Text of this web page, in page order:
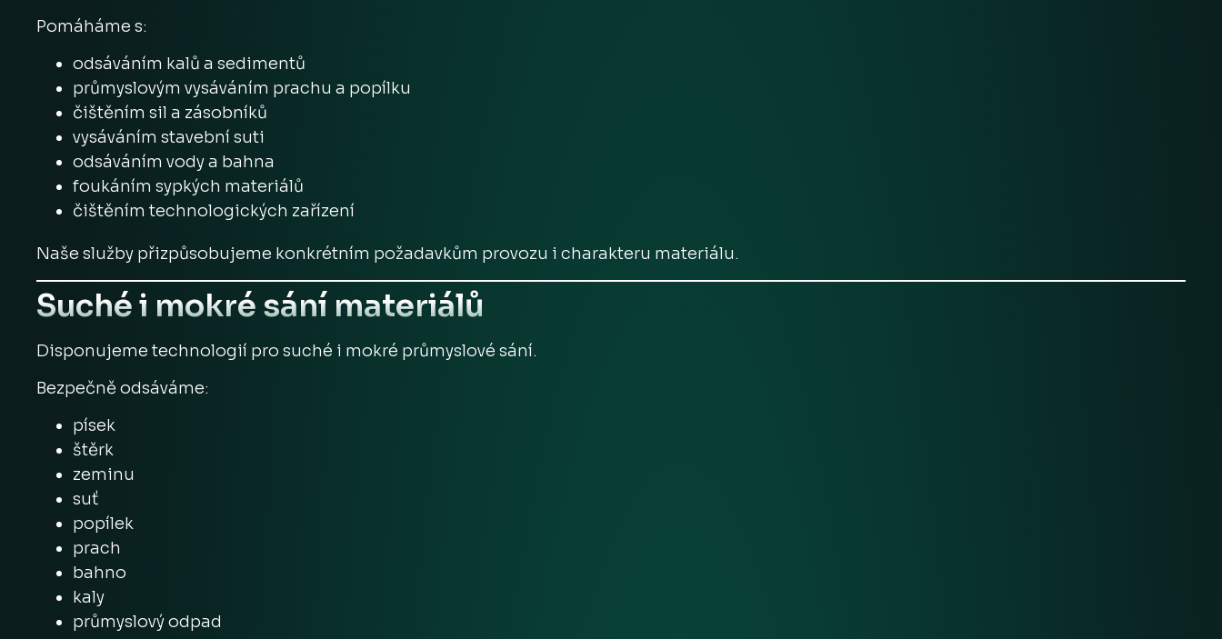
Pomáháme s:
odsáváním kalů a sedimentů
průmyslovým vysáváním prachu a popílku
čištěním sil a zásobníků
vysáváním stavební suti
odsáváním vody a bahna
foukáním sypkých materiálů
čištěním technologických zařízení
Naše služby přizpůsobujeme konkrétním požadavkům provozu i charakteru materiálu.
Suché i mokré sání materiálů
Disponujeme technologií pro suché i mokré průmyslové sání.
Bezpečně odsáváme:
písek
štěrk
zeminu
suť
popílek
prach
bahno
kaly
průmyslový odpad